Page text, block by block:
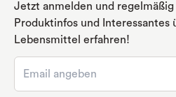
Jetzt anmelden und
Produktinfos und Interessantes
Lebensmittel erfahren!